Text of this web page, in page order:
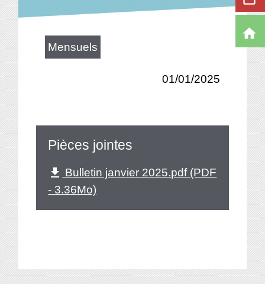
Mensuels
01/01/2025
Pièces jointes
file_download Bulletin janvier 2025.pdf (PDF
- 3.36Mo)
home